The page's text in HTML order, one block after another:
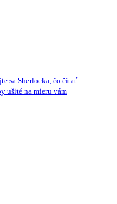
sa Sherlocka, čo čítať
ušité na mieru vám